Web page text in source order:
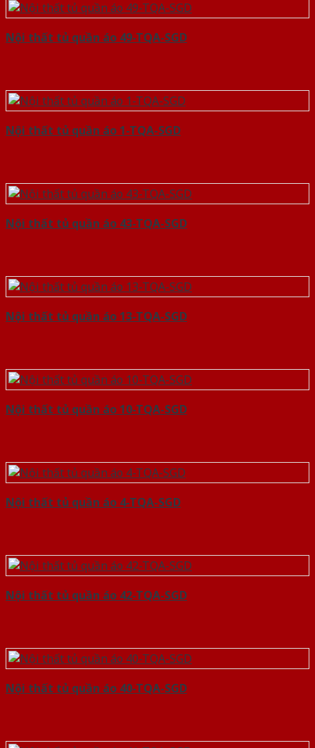
Nội thất tủ quần áo 49-TQA-SGD
Nội thất tủ quần áo 1-TQA-SGD
Nội thất tủ quần áo 43-TQA-SGD
Nội thất tủ quần áo 13-TQA-SGD
Nội thất tủ quần áo 10-TQA-SGD
Nội thất tủ quần áo 4-TQA-SGD
Nội thất tủ quần áo 42-TQA-SGD
Nội thất tủ quần áo 40-TQA-SGD